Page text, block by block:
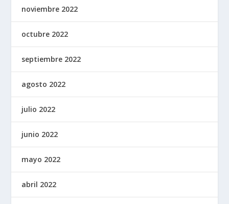
noviembre 2022
octubre 2022
septiembre 2022
agosto 2022
julio 2022
junio 2022
mayo 2022
abril 2022